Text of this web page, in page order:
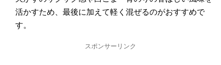
活かすため、最後に加えて軽く混ぜるのがおすすめで
す。
スポンサーリンク